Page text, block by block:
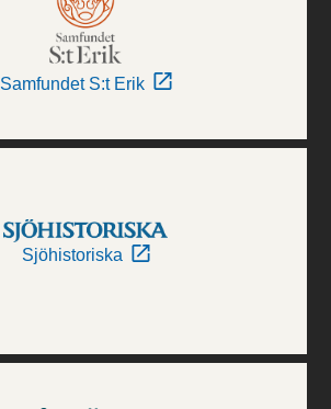
Samfundet S:t Erik
Sjöhistoriska